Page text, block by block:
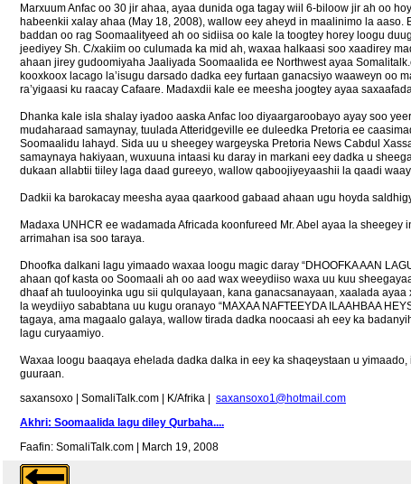
Marxuum Anfac oo 30 jir ahaa, ayaa dunida oga tagay wiil 6-biloow jir ah oo
habeenkii xalay ahaa (May 18, 2008), wallow eey aheyd in maalinimo la
baddan oo rag Soomaalityeed ah oo sidiisa oo kale la toogtey horey loogu
jeediyey Sh. C/xakiim oo culumada ka mid ah, waxaa halkaasi soo xaadirey
ahaan jirey gudoomiyaha Jaaliyada Soomaalida ee Northwest ayaa
kooxkoox lacago la’isugu darsado dadka eey furtaan ganacsiyo waaweyn oo
ra’yigaasi ku raacay Cafaare. Madaxdii kale ee meesha joogtey ayaa
Dhanka kale isla shalay iyadoo aaska Anfac loo diyaargaroobayo ayay soo
mudaharaad samaynay, tuulada Atteridgeville ee duleedka Pretoria ee
Soomaalidu lahayd. Sida uu u sheegey wargeyska Pretoria News Cabdul
samaynaya hakiyaan, wuxuuna intaasi ku daray in markani eey dadka u
dukaan allabtii tiiley laga daad gureeyo, wallow qaboojiyeyaashii la qaadi
Dadkii ka barokacay meesha ayaa qaarkood gabaad ahaan ugu hoyda
Madaxa UNHCR ee wadamada Africada koonfureed Mr. Abel ayaa la
arrimahan isa soo taraya.
Dhoofka dalkani lagu yimaado waxaa loogu magic daray “DHOOFKA AAN
ahaan qof kasta oo Soomaali ah oo aad wax weeydiiso waxa uu kuu
dhaaf ah tuulooyinka ugu sii qulqulayaan, kana ganacsanayaan, xaalada
la weydiiyo sababtana uu kugu oranayo “MAXAA NAFTEEYDA ILAAHBAA
tagaya, ama magaalo galaya, wallow tirada dadka noocaasi ah eey ka
lagu curyaamiyo.
Waxaa loogu baaqaya ehelada dadka dalka in eey ka shaqeystaan u
guuraan.
saxansoxo | SomaliTalk.com | K/Afrika | saxansoxo1@hotmail.com
Akhri: Soomaalida lagu diley Qurbaha....
Faafin: SomaliTalk.com | March 19, 2008